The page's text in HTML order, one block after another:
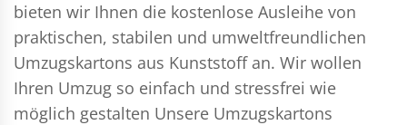
bieten wir Ihnen die kostenlose Ausleihe von
praktischen, stabilen und umweltfreundlichen
Umzugskartons aus Kunststoff an. Wir wollen
Ihren Umzug so einfach und stressfrei wie
möglich gestalten Unsere Umzugskartons